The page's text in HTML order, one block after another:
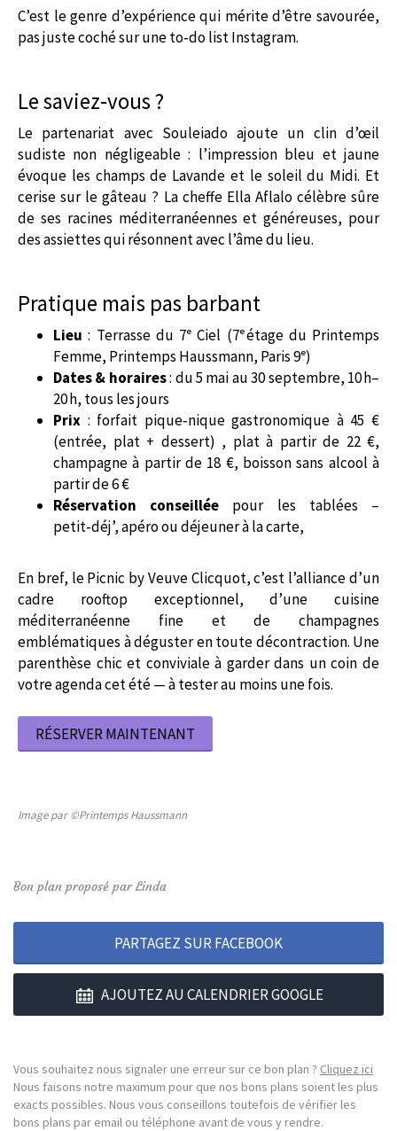
C’est le genre d’expérience qui mérite d’être savourée,
pas juste coché sur une to‑do list Instagram.
Le saviez‑vous ?
Le partenariat avec Souleiado ajoute un clin d’œil
sudiste non négligeable : l’impression bleu et jaune
évoque les champs de Lavande et le soleil du Midi. Et
cerise sur le gâteau ? La cheffe Ella Aflalo célèbre sûre
de ses racines méditerranéennes et généreuses, pour
des assiettes qui résonnent avec l’âme du lieu.
Pratique mais pas barbant
Lieu : Terrasse du 7ᵉ Ciel (7ᵉ étage du Printemps
Femme, Printemps Haussmann, Paris 9ᵉ)
Dates & horaires: du 5 mai au 30 septembre, 10 h–
20 h, tous les jours
Prix : forfait pique‑nique gastronomique à 45 €
(entrée, plat + dessert) , plat à partir de 22 €,
champagne à partir de 18 €, boisson sans alcool à
partir de 6 €
Réservation conseillée pour les tablées –
petit‑déj’, apéro ou déjeuner à la carte,
En bref, le Picnic by Veuve Clicquot, c’est l’alliance d’un
cadre rooftop exceptionnel, d’une cuisine
méditerranéenne fine et de champagnes
emblématiques à déguster en toute décontraction. Une
parenthèse chic et conviviale à garder dans un coin de
votre agenda cet été — à tester au moins une fois.
RÉSERVER MAINTENANT
Image par ©Printemps Haussmann
Bon plan proposé par Linda
PARTAGEZ SUR FACEBOOK
AJOUTEZ AU CALENDRIER GOOGLE
Vous souhaitez nous signaler une erreur sur ce bon plan ? Cliquez ici
Nous faisons notre maximum pour que nos bons plans soient les plus
exacts possibles. Nous vous conseillons toutefois de vérifier les
bons plans par email ou téléphone avant de vous y rendre.